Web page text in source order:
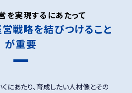
を実現するにあたって
営戦略を結びつけること
が重要
にあたり、育成したい人材像とその